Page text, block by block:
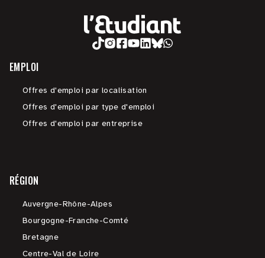
EMPLOI
Offres d'emploi par localisation
Offres d'emploi par type d'emploi
Offres d'emploi par entreprise
RÉGION
Auvergne-Rhône-Alpes
Bourgogne-Franche-Comté
Bretagne
Centre-Val de Loire